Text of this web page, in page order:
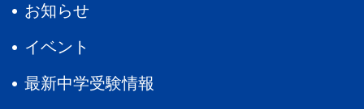
お知らせ
イベント
最新中学受験情報